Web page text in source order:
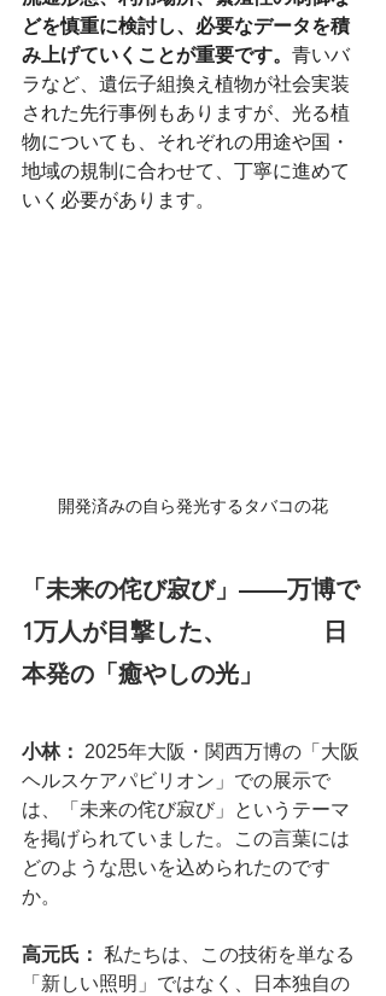
どを慎重に検討し、必要なデータを積
み上げていくことが重要です。 青いバ
ラなど、遺伝子組換え植物が社会実装
された先行事例もありますが、光る植
物についても、それぞれの用途や国・
地域の規制に合わせて、丁寧に進めて
いく必要があります。
開発済みの自ら発光するタバコの花
「未来の侘び寂び」――万博で
1万人が目撃した、　　　　日
本発の「癒やしの光」
小林： 2025年大阪・関西万博の「大阪
ヘルスケアパビリオン」での展示で
は、「未来の侘び寂び」というテーマ
を掲げられていました。この言葉には
どのような思いを込められたのです
か。
高元氏： 私たちは、この技術を単なる
「新しい照明」ではなく、日本独自の